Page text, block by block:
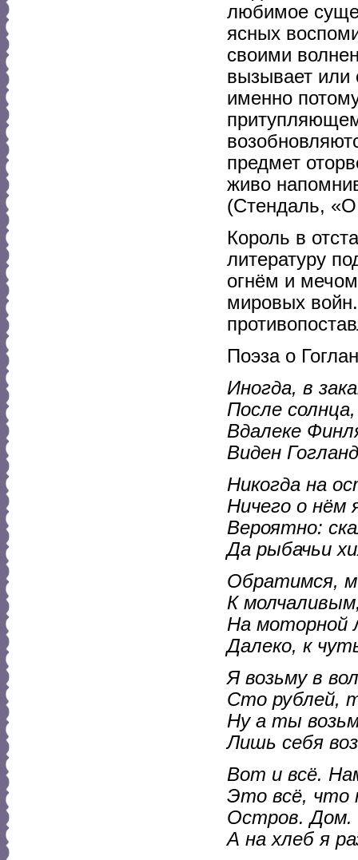
любимое
ясных
своими
вызывает
именно
предмет
живо
(Стендаль,
Король в
литературу
огнём и
мировых
Поэза о
Иногда, в
После
Вдалеке
Виден
Никогда на
Ничего о нём
Вероятно:
Да рыбачьи
Обратимся,
К
На моторной
Далеко, к
Я возьму в
Сто рублей,
Ну а ты
Лишь себя
Вот и всё.
Это всё, что
Остров. Дом.
А на хлеб я